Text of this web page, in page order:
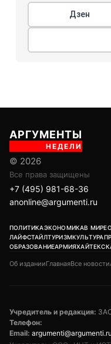
Дзен
АРГУМЕНТЫ
НЕДЕЛИ
© 2026
Все права защищены
+7 (495) 981-68-36
anonline@argumenti.ru
ПОЛИТИКАЭКОНОМИКАВ МИРЕ
ЛАЙФСТАЙЛТУРИЗМКУЛЬТУРА
ОБРАЗОВАНИЕАРМИЯХАЙТЕК
Об изданииГлавнаяВсе новости
Учредитель и редакция:
Телефон:
Email: argumenti@argumenti.ru